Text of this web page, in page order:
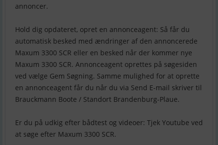
annoncer.
Hold dig opdateret, opret en annonceagent: Så får du
automatisk besked med ændringer af den annoncerede
Maxum 3300 SCR eller en besked når der kommer nye
Maxum 3300 SCR. Annonceagent oprettes på søgesiden
ved vælge Gem Søgning. Samme mulighed for at oprette
en annonceagent får du når du via Send E-mail skriver til
Brauckmann Boote / Standort Brandenburg-Plaue.
Er du på udkig efter bådtest og videoer: Tjek Youtube ved